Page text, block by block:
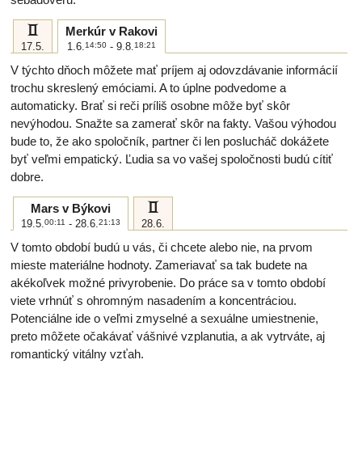
c
17.5.
Merkúr v Rakovi
1.6.14:50 - 9.8.18:21
V týchto dňoch môžete mať príjem aj odovzdávanie informácií
trochu skreslený emóciami. A to úplne podvedome a
automaticky. Brať si reči príliš osobne môže byť skôr
nevýhodou. Snažte sa zamerať skôr na fakty. Vašou výhodou
bude to, že ako spoločník, partner či len poslucháč dokážete
byť veľmi empatický. Ľudia sa vo vašej spoločnosti budú cítiť
dobre.
Mars v Býkovi
19.5.00:11 - 28.6.21:13
c
28.6.
V tomto období budú u vás, či chcete alebo nie, na prvom
mieste materiálne hodnoty. Zameriavať sa tak budete na
akékoľvek možné privyrobenie. Do práce sa v tomto období
viete vrhnúť s ohromným nasadením a koncentráciou.
Potenciálne ide o veľmi zmyselné a sexuálne umiestnenie,
preto môžete očakávať vášnivé vzplanutia, a ak vytrváte, aj
romantický vitálny vzťah.